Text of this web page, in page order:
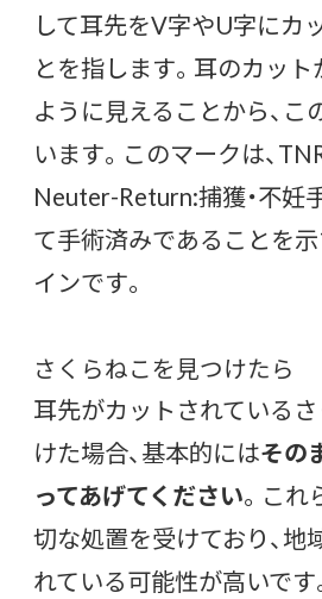
して耳先をV字やU字にカ
とを指します。耳のカッ
ように見えることから、こ
います。このマークは、
Neuter-Return:捕獲・不妊
て手術済みであることを
インです。
さくらねこを見つけたら
耳先がカットされている
けた場合、基本的にはその
ってあげてください。これ
切な処置を受けており、地
れている可能性が高いです